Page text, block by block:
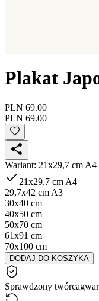
Plakat
PLN 69.00
PLN 69.00
Wariant: 21x29,7 cm A4
21x29,7 cm A4
29,7x42 cm A3
30x40 cm
40x50 cm
50x70 cm
61x91 cm
70x100 cm
DODAJ DO KOSZYKA
Sprawdzony twórca